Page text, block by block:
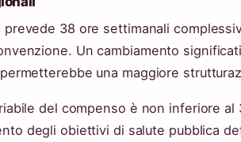
prevede 38 ore settimanali
Un cambiamento
una maggiore
del compenso è non inferiore
degli obiettivi di salute pubblica